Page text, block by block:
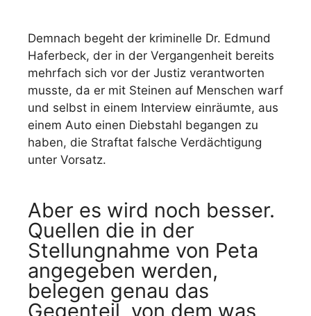
Demnach begeht der kriminelle Dr. Edmund
Haferbeck, der in der Vergangenheit bereits
mehrfach sich vor der Justiz verantworten
musste, da er mit Steinen auf Menschen warf
und selbst in einem Interview einräumte, aus
einem Auto einen Diebstahl begangen zu
haben, die Straftat falsche Verdächtigung
unter Vorsatz.
Aber es wird noch besser.
Quellen die in der
Stellungnahme von Peta
angegeben werden,
belegen genau das
Gegenteil, von dem was